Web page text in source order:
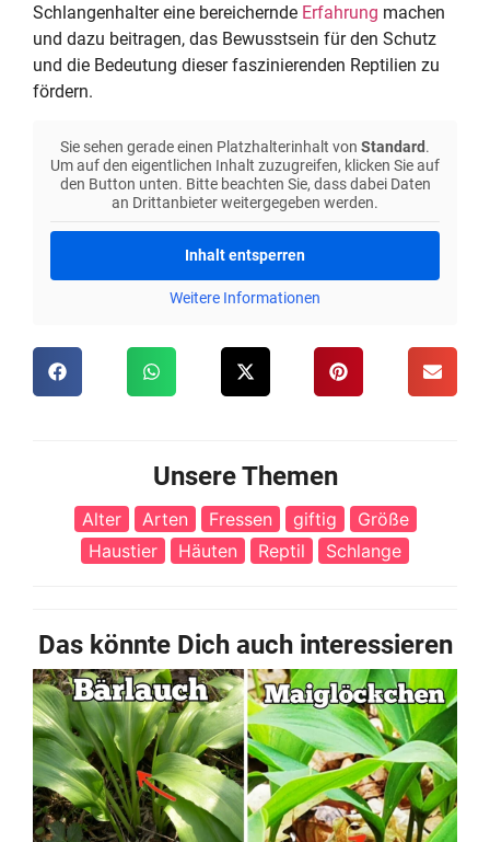
Schlangenhalter eine bereichernde Erfahrung machen
und dazu beitragen, das Bewusstsein für den Schutz
und die Bedeutung dieser faszinierenden Reptilien zu
fördern.
Sie sehen gerade einen Platzhalterinhalt von Standard .
Um auf den eigentlichen Inhalt zuzugreifen, klicken Sie auf
den Button unten. Bitte beachten Sie, dass dabei Daten
an Drittanbieter weitergegeben werden.
Inhalt entsperren
Weitere Informationen
Unsere Themen
Alter Arten Fressen giftig
Größe
Haustier
Häuten Reptil Schlange
Das könnte Dich auch interessieren